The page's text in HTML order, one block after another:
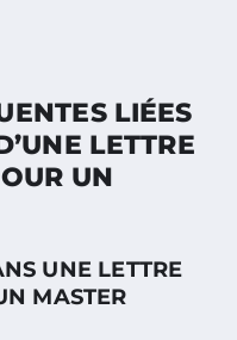
LIÉES
LETTRE
UN
UNE LETTRE
MASTER